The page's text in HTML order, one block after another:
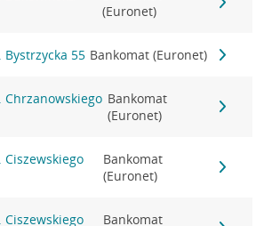
(Euronet)
Bystrzycka 55 Bankomat (Euronet)
Chrzanowskiego Bankomat
(Euronet)
Ciszewskiego
Bankomat
(Euronet)
Ciszewskiego Bankomat